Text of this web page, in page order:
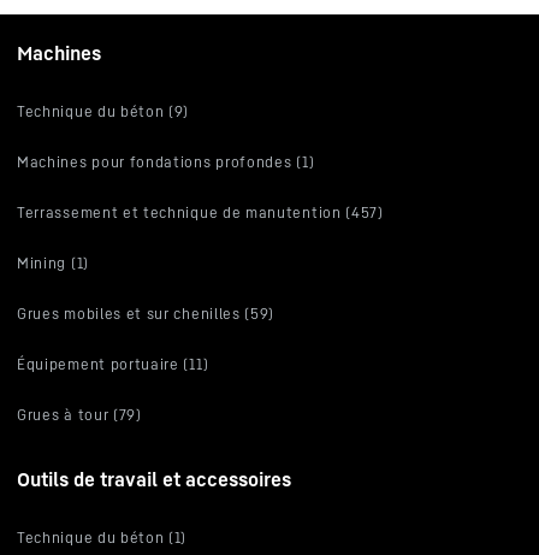
Machines
Technique du béton (9)
Machines pour fondations profondes (1)
Terrassement et technique de manutention (457)
Mining (1)
Grues mobiles et sur chenilles (59)
Équipement portuaire (11)
Grues à tour (79)
Outils de travail et accessoires
Technique du béton (1)